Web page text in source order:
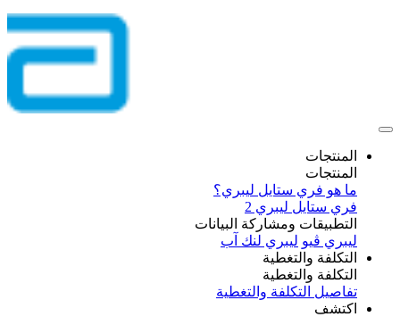
المنتجات
المنتجات
ما هو فري ستايل ليبري؟
فري ستايل ليبري 2
التطبيقات ومشاركة البيانات
ليبري ڤيو ليبري لنك آب
التكلفة والتغطية
التكلفة والتغطية
تفاصيل التكلفة والتغطية
اكتشف​